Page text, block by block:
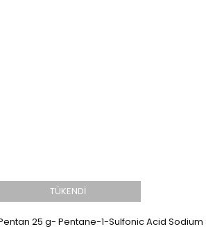
TÜKENDİ
25 g- Pentane-1-Sulfonic Acid Sodium